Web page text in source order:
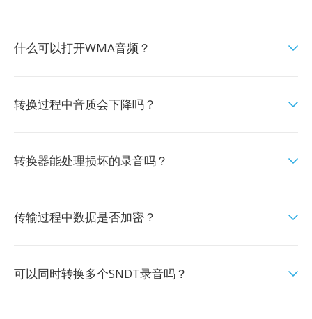
什么可以打开WMA音频？
转换过程中音质会下降吗？
转换器能处理损坏的录音吗？
传输过程中数据是否加密？
可以同时转换多个SNDT录音吗？